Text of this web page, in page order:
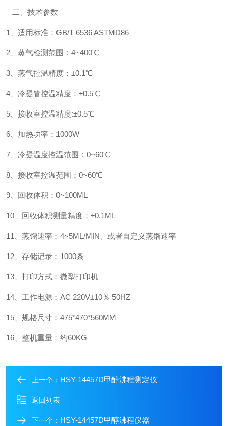
二、技术参数
1、适用标准：GB/T 6536 ASTMD86
2、蒸气检测范围：4~400℃
3、蒸气控温精度：±0.1℃
4、冷凝管控温精度：±0.5℃
5、接收室控温精度:±0.5℃
6、加热功率：1000W
7、冷凝温度控温范围：0~60℃
8、接收室控温范围：0~60℃
9、回收体积：0~100ML
10、回收体积测量精度：±0.1ML
11、蒸馏速率：4~5ML/MIN、或者自定义蒸馏速率
12、存储记录：1000条
13、打印方式：微型打印机
14、工作电源：AC 220V±10％ 50HZ
15、规格尺寸：475*470*560MM
16、整机重量：约60KG
上一个： HSY-14457D甲醇沸程测定仪
返回列表
下一个： HSY-14457D甲醇沸程仪器